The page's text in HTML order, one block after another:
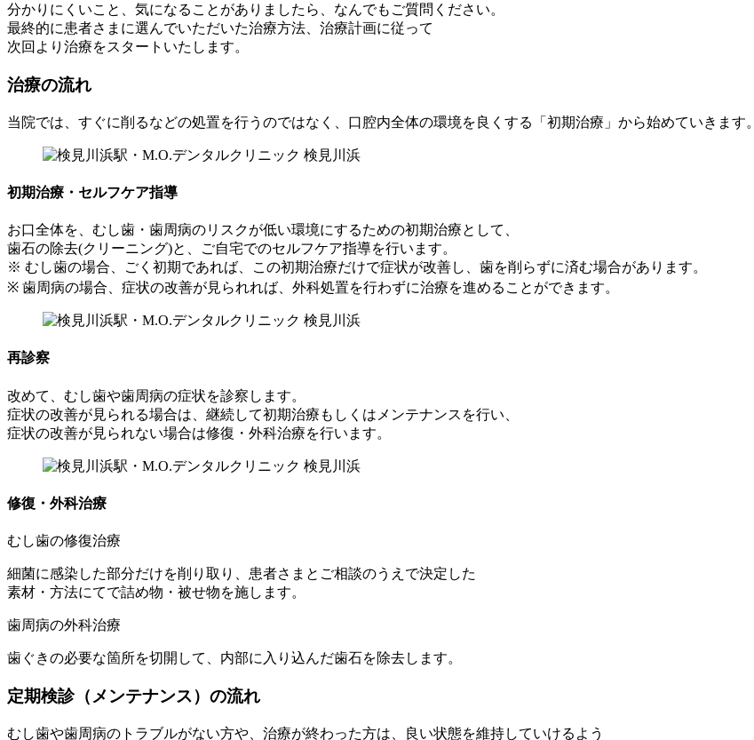
分かりにくいこと、気になることがありましたら、なんでもご質問ください。
最終的に患者さまに選んでいただいた治療方法、治療計画に従って
次回より治療をスタートいたします。
治療の流れ
当院では、すぐに削るなどの処置を行うのではなく、口腔内全体の環境を良くする「初期治療」から始めていきます。
初期治療・セルフケア指導
お口全体を、むし歯・歯周病のリスクが低い環境にするための初期治療として、
歯石の除去(クリーニング)と、ご自宅でのセルフケア指導を行います。
※ むし歯の場合、ごく初期であれば、この初期治療だけで症状が改善し、歯を削らずに済む場合があります。
※ 歯周病の場合、症状の改善が見られれば、外科処置を行わずに治療を進めることができます。
再診察
改めて、むし歯や歯周病の症状を診察します。
症状の改善が見られる場合は、継続して初期治療もしくはメンテナンスを行い、
症状の改善が見られない場合は修復・外科治療を行います。
修復・外科治療
むし歯の修復治療
細菌に感染した部分だけを削り取り、患者さまとご相談のうえで決定した
素材・方法にてで詰め物・被せ物を施します。
歯周病の外科治療
歯ぐきの必要な箇所を切開して、内部に入り込んだ歯石を除去します。
定期検診（メンテナンス）の流れ
むし歯や歯周病のトラブルがない方や、治療が終わった方は、良い状態を維持していけるよう